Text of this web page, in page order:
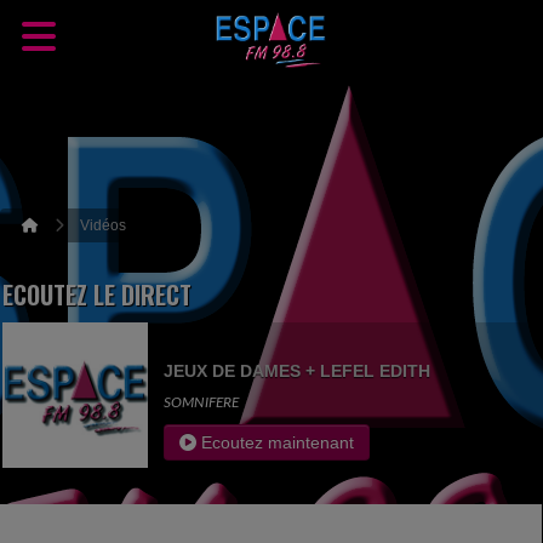
Vidéos
ECOUTEZ LE DIRECT
JEUX DE DAMES + LEFEL EDITH
SOMNIFERE
Ecoutez maintenant